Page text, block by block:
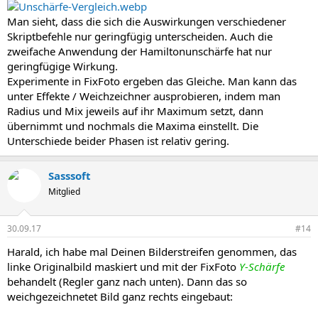
Man sieht, dass die sich die Auswirkungen verschiedener
Skriptbefehle nur geringfügig unterscheiden. Auch die
zweifache Anwendung der Hamiltonunschärfe hat nur
geringfügige Wirkung.
Experimente in FixFoto ergeben das Gleiche. Man kann das
unter Effekte / Weichzeichner ausprobieren, indem man
Radius und Mix jeweils auf ihr Maximum setzt, dann
übernimmt und nochmals die Maxima einstellt. Die
Unterschiede beider Phasen ist relativ gering.
Sasssoft
Mitglied
30.09.17 #14
Harald, ich habe mal Deinen Bilderstreifen genommen, das
linke Originalbild maskiert und mit der FixFoto Y-Schärfe
behandelt (Regler ganz nach unten). Dann das so
weichgezeichnetet Bild ganz rechts eingebaut: